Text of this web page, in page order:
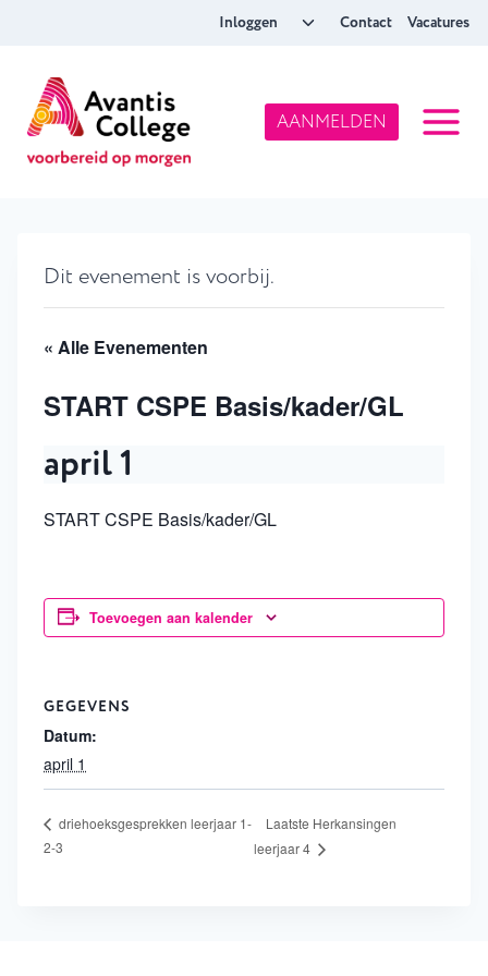
inhoud
Inloggen
ToggleContact Vacatures
AANMELDEN
Dit evenement is voorbij.
« Alle Evenementen
START CSPE Basis/kader/GL
april 1
START CSPE Basis/kader/GL
Toevoegen aan kalender
GEGEVENS
Datum:
april 1
driehoeksgesprekken leerjaar 1-
2-3
Laatste Herkansingen
leerjaar 4